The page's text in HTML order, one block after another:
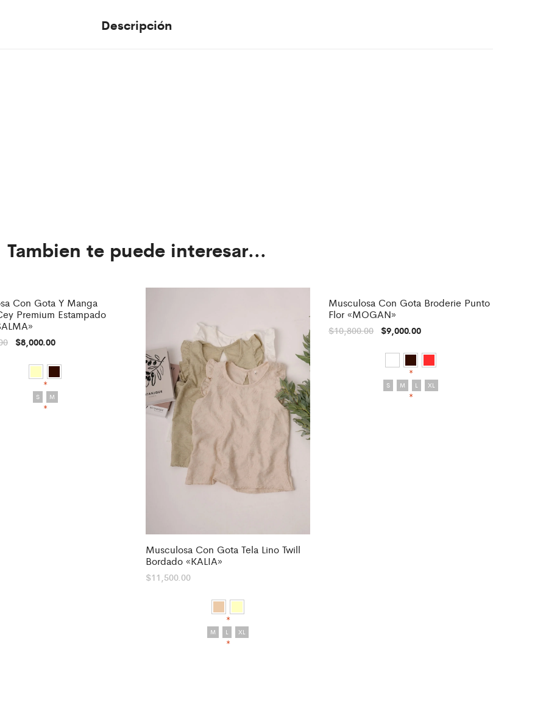
Descripción
Tambien te puede interesar...
Con Gota Y Manga
Premium Estampado
$8,000.00
*
S
M
*
Musculosa Con Gota Tela Lino Twill
Bordado «KALIA»
$11,500.00
*
M
L
XL
*
-17%
Musculosa Con Gota Broderie Punto
Flor «MOGAN»
$10,800.00 $9,000.00
*
S
M L
XL
*